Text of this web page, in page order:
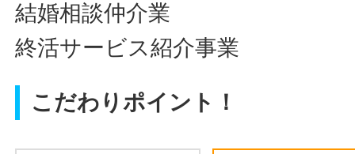
結婚相談仲介業
終活サービス紹介事業
こだわりポイント！